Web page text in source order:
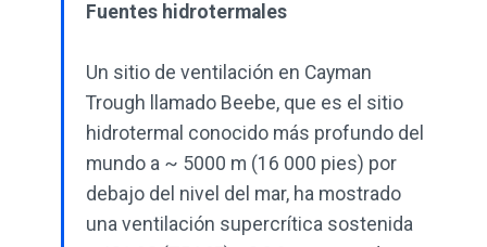
Fuentes hidrotermales
Un sitio de ventilación en Cayman
Trough llamado Beebe, que es el sitio
hidrotermal conocido más profundo del
mundo a ~ 5000 m (16 000 pies) por
debajo del nivel del mar, ha mostrado
una ventilación supercrítica sostenida